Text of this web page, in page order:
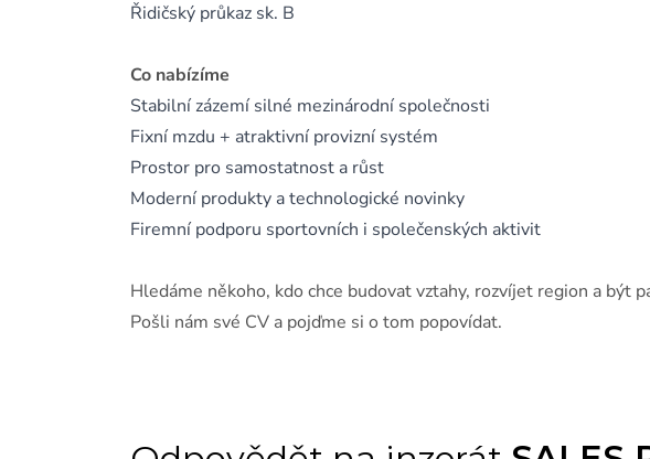
Řidičský průkaz sk. B
Co nabízíme
Stabilní zázemí silné mezinárodní společnosti
Fixní mzdu + atraktivní provizní systém
Prostor pro samostatnost a růst
Moderní produkty a technologické novinky
Firemní podporu sportovních i společenských aktivit
Hledáme někoho, kdo chce budovat vztahy, rozvíjet region a být
Pošli nám své CV a pojďme si o tom popovídat.